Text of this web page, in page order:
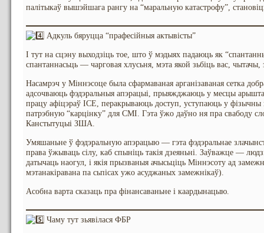
палітыкаў вышэйшага рангу на “маральную катастрофу”,
Адкуль бяруцца “прафесійныя актывісты”
І тут на сцэну выходзіць тое, што ў мэдыях падаюць як
спантаннасьць — чарговая хлусьня, мэта якой зьбіць вас, чытачы,
Насамрэч у Міннэсоце была сфармаваная арганізаваная сетка
адсочваюць фэдэральныя апэрацыі, прыяжджаюць у месцы
працу афіцэраў ICE, перакрываюць доступ, уступаюць у фізычны
патрэбную “карцінку” для СМІ. Гэта ўжо даўно ня пра свабоду
Канстытуцыі ЗША.
Умяшаньне ў фэдэральную апэрацыю — гэта фэдэральнае
права ўжываць сілу, каб спыніць такія дзеяньні. Заўважце —
датычаць наогул, і якія прызваныя ачысьціць Міннэсоту ад
мэтанакіравана па сьпісах ужо асуджаных замежнікаў).
Асобна варта сказаць пра фінансаваньне і каардынацыю.
Чаму тут зьявілася ФБР